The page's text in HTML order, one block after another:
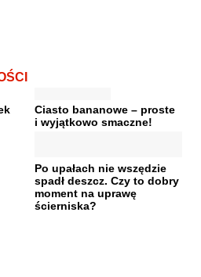
Ciasto bananowe – proste
i wyjątkowo smaczne!
Po upałach nie wszędzie
spadł deszcz. Czy to dobry
moment na uprawę
ścierniska?